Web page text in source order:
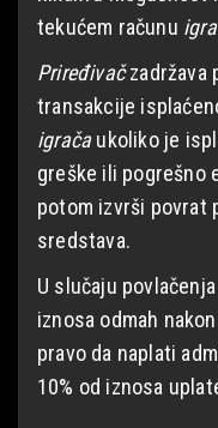
tekućem računu
Priređivačzadržava
transakcije
igračaukoliko je
greške ili pogrešno
potom izvrši povrat
sredstava.
U slučaju
iznosa odmah
pravo da naplati
10% od iznosa